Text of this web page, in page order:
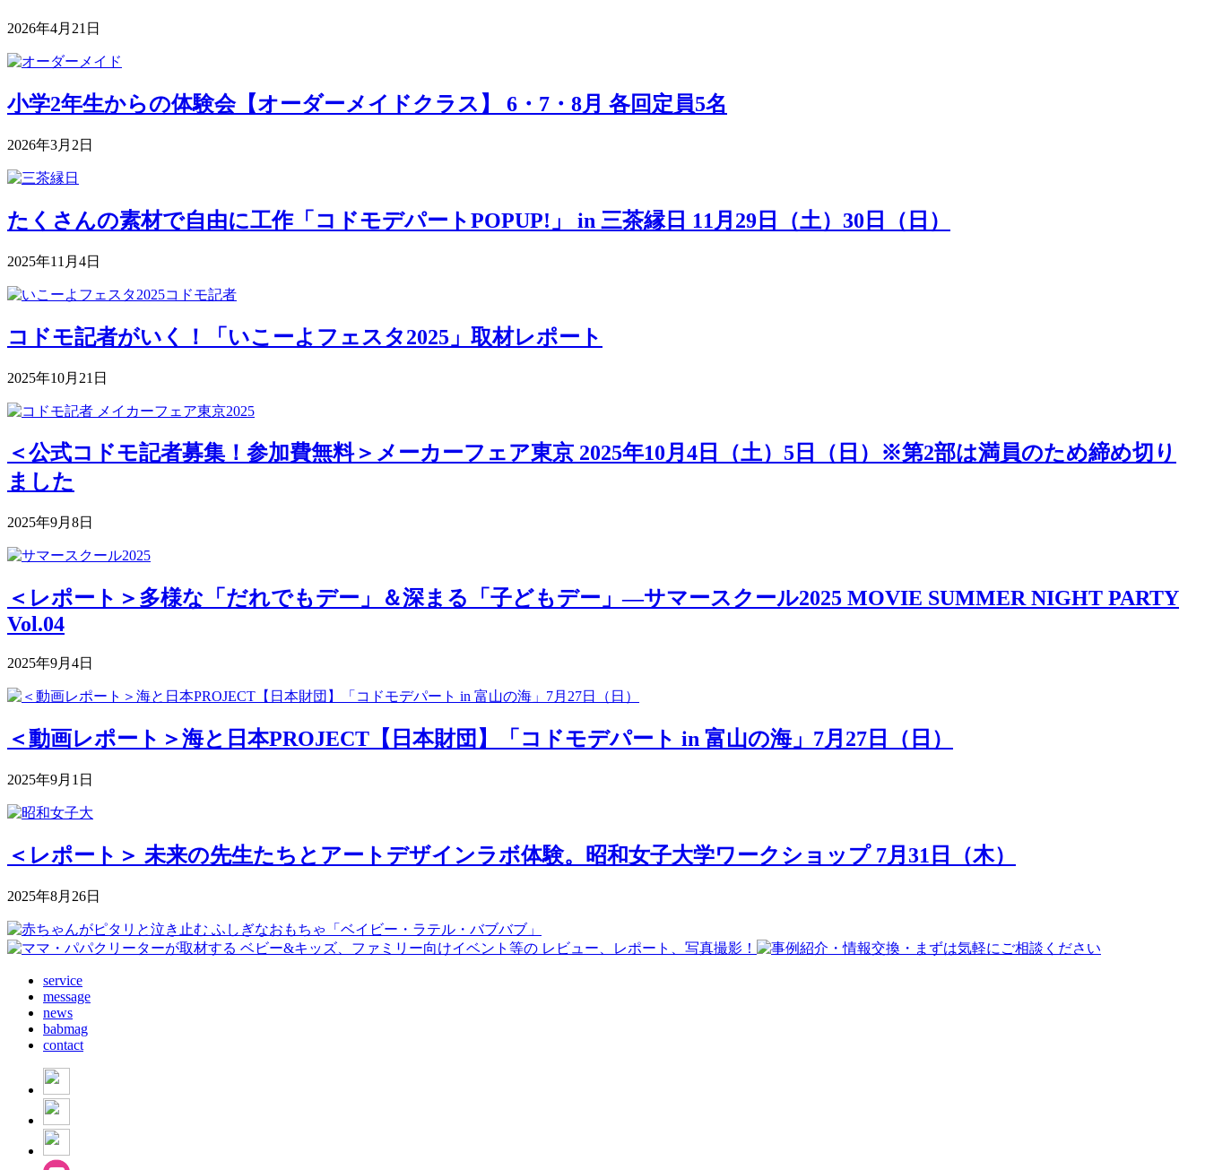
2026年4月21日
小学2年生からの体験会【オーダーメイドクラス】 6・7・8月 各回定員5名
2026年3月2日
たくさんの素材で自由に工作「コドモデパートPOPUP!」 in 三茶縁日 11月29日（土）30日（日）
2025年11月4日
コドモ記者がいく！「いこーよフェスタ2025」取材レポート
2025年10月21日
＜公式コドモ記者募集！参加費無料＞メーカーフェア東京 2025年10月4日（土）5日（日）※第2部は満員のため締め切り
ました
2025年9月8日
＜レポート＞多様な「だれでもデー」＆深まる「子どもデー」―サマースクール2025 MOVIE SUMMER NIGHT PARTY
Vol.04
2025年9月4日
＜動画レポート＞海と日本PROJECT【日本財団】「コドモデパート in 富山の海」7月27日（日）
2025年9月1日
＜レポート＞ 未来の先生たちとアートデザインラボ体験。昭和女子大学ワークショップ 7月31日（木）
2025年8月26日
service
message
news
babmag
contact